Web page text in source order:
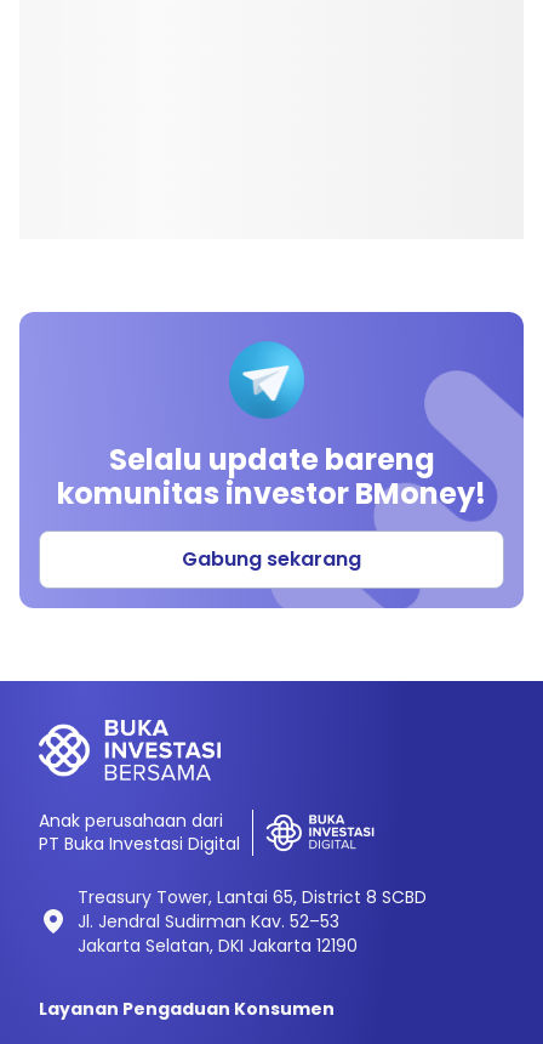
Selalu update bareng
komunitas investor BMoney!
Gabung sekarang
Anak perusahaan dari
PT Buka Investasi Digital
Treasury Tower, Lantai 65, District 8 SCBD
Jl. Jendral Sudirman Kav. 52–53
Jakarta Selatan, DKI Jakarta 12190
Layanan Pengaduan Konsumen